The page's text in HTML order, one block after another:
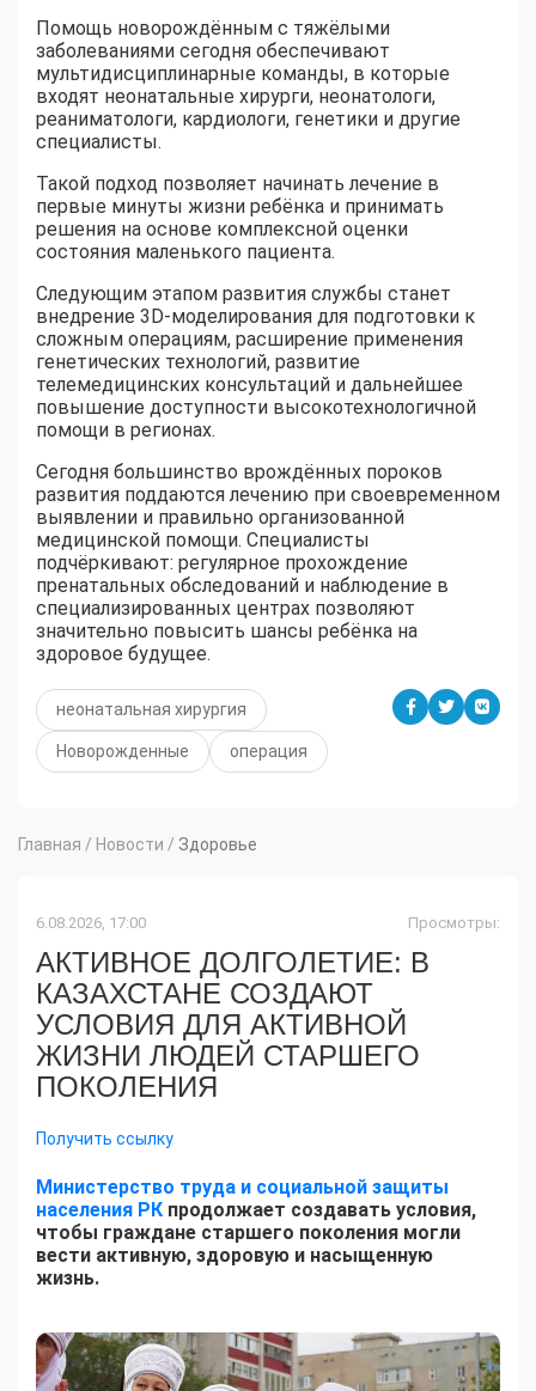
Помощь новорождённым с тяжёлыми
заболеваниями сегодня обеспечивают
мультидисциплинарные команды, в которые
входят неонатальные хирурги, неонатологи,
реаниматологи, кардиологи, генетики и другие
специалисты.
Такой подход позволяет начинать лечение в
первые минуты жизни ребёнка и принимать
решения на основе комплексной оценки
состояния маленького пациента.
Следующим этапом развития службы станет
внедрение 3D-моделирования для подготовки к
сложным операциям, расширение применения
генетических технологий, развитие
телемедицинских консультаций и дальнейшее
повышение доступности высокотехнологичной
помощи в регионах.
Сегодня большинство врождённых пороков
развития поддаются лечению при своевременном
выявлении и правильно организованной
медицинской помощи. Специалисты
подчёркивают: регулярное прохождение
пренатальных обследований и наблюдение в
специализированных центрах позволяют
значительно повысить шансы ребёнка на
здоровое будущее.
неонатальная хирургия
Новорожденные операция
Главная / Новости / Здоровье
6.08.2026, 17:00 Просмотры:
АКТИВНОЕ ДОЛГОЛЕТИЕ: В
КАЗАХСТАНЕ СОЗДАЮТ
УСЛОВИЯ ДЛЯ АКТИВНОЙ
ЖИЗНИ ЛЮДЕЙ СТАРШЕГО
ПОКОЛЕНИЯ
Получить ссылку
Министерство труда и социальной защиты
населения РК продолжает создавать условия,
чтобы граждане старшего поколения могли
вести активную, здоровую и насыщенную
жизнь.